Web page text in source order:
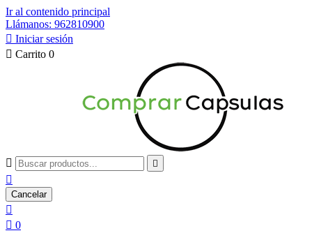
Ir al contenido principal
Llámanos: 962810900
 Iniciar sesión
 Carrito 0
 

Cancelar

 0